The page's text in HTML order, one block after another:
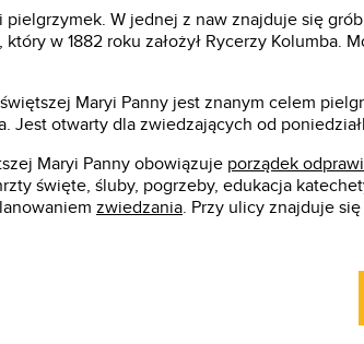
W jednej z naw znajduje się
w 1882 roku założył Rycerzy
Maryi Panny jest znanym celem
Jest otwarty dla zwiedzających od
Maryi Panny obowiązuje porządek
święte, śluby, pogrzeby, edukacja
zwiedzania. Przy ulicy znajduje